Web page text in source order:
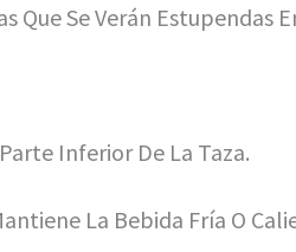
Que Se Verán Estupendas
Inferior De La Taza.
La Bebida Fría O